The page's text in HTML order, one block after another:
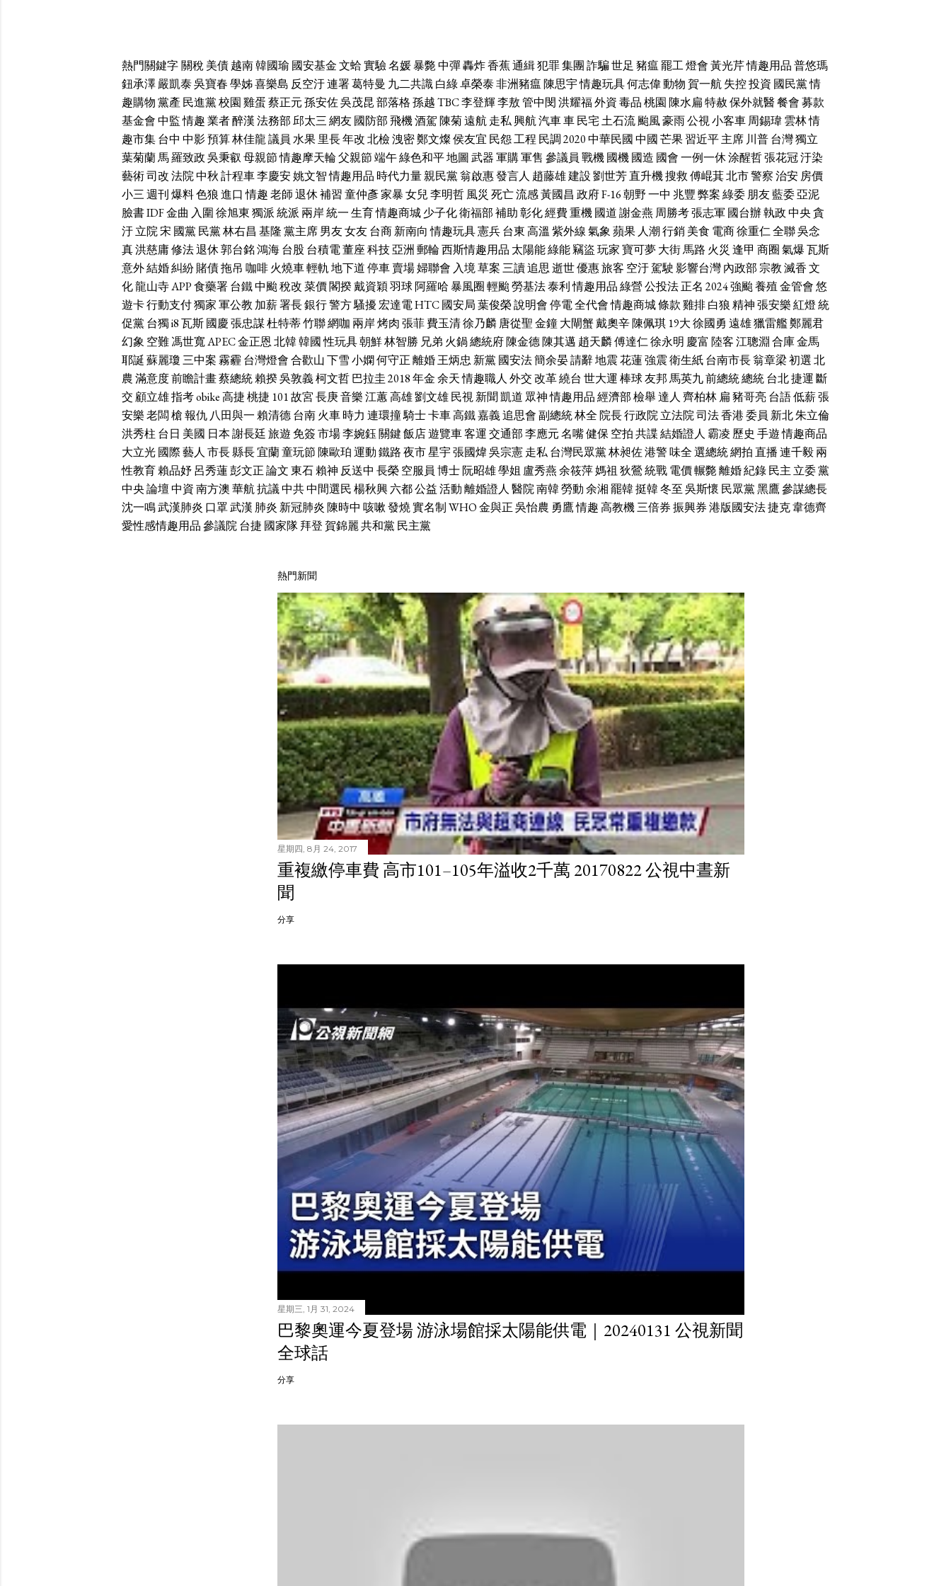
熱門關鍵字關稅美債越南韓國瑜 國安基金文蛤實驗名媛暴斃中彈轟炸香蕉通緝犯罪集團詐騙世足 豬瘟罷工燈會黃光芹情趣用品普悠瑪
鈕承澤嚴凱泰吳寶春學姊喜樂島 反空汙連署葛特曼 九二共識白綠卓榮泰非洲豬瘟陳思宇情趣玩具何志偉動物賀一航失控投資 國民黨情
趣購物黨產 民進黨校園雞蛋蔡正元孫安佐吳茂昆部落格孫越TBC李登輝李敖管中閔洪耀福外資毒品桃園陳水扁特赦保外就醫餐會募款
基金會中監情趣業者醉漢法務部邱太三網友國防部飛機酒駕陳菊遠航走私興航汽車車民宅土石流颱風豪雨公視小客車周錫瑋雲林情
趣市集台中 中影預算林佳龍議員 水果里長年改北檢洩密鄭文燦侯友宜 民怨工程 民調2020中華民國中國芒果習近平主席 川普台灣獨立
葉菊蘭馬羅致政吳秉叡母親節情趣摩天輪父親節端午綠色和平地圖武器軍購軍售 參議員 戰機國機國造 國會一例一休涂醒哲張花冠汙染
藝術司改法院中秋計程車李慶安姚文智情趣用品 時代力量親民黨翁啟惠發言人 趙藤雄建設劉世芳直升機搜救傅崐萁北市警察治安房價
小三週刊爆料色狼進口 情趣老師退休補習童仲彥家暴女兒李明哲風災 死亡流感黃國昌 政府F-16朝野一中 兆豐弊案綠委朋友藍委亞泥
臉書IDF金曲 入圍徐旭東獨派統派 兩岸統一生育情趣商城少子化衛福部補助彰化經費重機國道謝金燕 周勝考張志軍國台辦執政中央貪
汙立院宋 國黨民黨林右昌 基隆黨主席男友女友台商新南向 情趣玩具憲兵台東高溫 紫外線氣象蘋果 人潮行銷美食 電商徐重仁全聯吳念
真洪慈庸修法退休郭台銘鴻海台股 台積電董座科技亞洲 郵輪西斯情趣用品 太陽能綠能竊盜玩家寶可夢大街馬路 火災 逢甲 商圈氣爆瓦斯
意外結婚糾紛賭債拖吊 咖啡火燒車輕軌地下道停車賣場婦聯會 入境草案三讀追思逝世優惠旅客 空汙駕駛影響台灣內政部宗教滅香文
化龍山寺APP食藥署台鐵中颱稅改菜價閣揆戴資穎羽球阿羅哈暴風圈輕颱勞基法泰利情趣用品綠營公投法正名 2024強颱養殖金管會悠
遊卡行動支付獨家軍公教 加薪署長銀行警方騷擾宏達電HTC國安局葉俊榮說明會停電全代會情趣商城條款雞排白狼精神張安樂紅燈統
促黨台獨i8瓦斯國慶張忠謀杜特蒂竹聯網咖 兩岸烤肉張菲費玉清徐乃麟唐從聖金鐘大閘蟹戴奧辛陳佩琪 19大徐國勇 遠雄獵雷艦鄭麗君
幻象 空難馮世寬APEC金正恩北韓韓國性玩具朝鮮林智勝 兄弟 火鍋總統府陳金德陳其邁 趙天麟傅達仁徐永明 慶富 陸客江聰淵 合庫金馬
耶誕蘇麗瓊三中案霧霾 台灣燈會合歡山下雪小嫻何守正離婚王炳忠 新黨國安法簡余晏請辭地震花蓮強震衛生紙台南市長翁章梁初選北
農滿意度前瞻計畫蔡總統賴揆吳敦義柯文哲巴拉圭2018年金余天情趣職人 外交改革繞台 世大運棒球友邦馬英九前總統總統台北捷運 斷
交 顧立雄指考obike高捷桃捷 101故宮長庚音樂江蕙高雄劉文雄民視新聞 凱道 眾神情趣用品經濟部檢舉達人 齊柏林 扁豬哥亮台語低薪張
安樂老闆槍報仇 八田與一賴清德台南火車時力 連環撞騎士卡車高鐵嘉義追思會副總統林全 院長行政院立法院司法香港委員 新北朱立倫
洪秀柱 台日 美國 日本謝長廷旅遊 免簽市場李婉鈺關鍵飯店遊覽車客運交通部李應元名嘴健保空拍共諜結婚證人 霸凌 歷史 手遊情趣商品
大立光國際藝人 市長縣長宜蘭童玩節陳歐珀運動鐵路夜市星宇張國煒吳宗憲走私台灣民眾黨林昶佐港警味全選總統網拍直播連千毅兩
性教育賴品妤呂秀蓮彭文正論文東石賴神 反送中 長榮空服員 博士阮昭雄學姐 盧秀燕余筱萍媽祖 狄鶯統戰電價輾斃離婚紀錄民主 立委黨
中央論壇中資南方澳華航抗議中共中間選民楊秋興六都公益活動離婚證人 醫院南韓勞動余湘罷韓挺韓冬至吳斯懷 民眾黨黑鷹參謀總長
沈一鳴武漢肺炎 口罩武漢 肺炎 新冠肺炎陳時中 咳嗽發燒實名制WHO金與正吳怡農 勇鷹情趣高教機三倍券振興券港版國安法捷克韋德齊
愛性感情趣用品參議院台捷 國家隊拜登賀錦麗共和黨民主黨
熱門新聞
星期四, 8月 24, 2017
重複繳停車費 高市101–105年溢收2千萬 20170822 公視中晝新
聞
分享
星期三, 1月 31, 2024
巴黎奧運今夏登場 游泳場館採太陽能供電｜20240131 公視新聞
全球話
分享